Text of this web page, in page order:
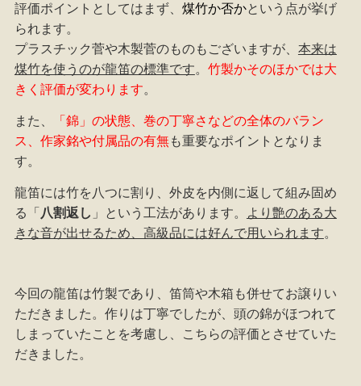
評価ポイントとしてはまず、 煤竹か否かという点が挙げ
られます。
プラスチック菅や木製菅のものもございますが、 本来は
煤竹を使うのが龍笛の標準です。 竹製かそのほかでは大
きく評価が変わります。
また、
「錦」の状態、巻の丁寧さなどの全体のバラン
ス、作家銘や付属品の有無も重要なポイントとなりま
す。
龍笛には竹を八つに割り、外皮を内側に返して組み固め
る「 八割返し 」という工法があります。
より艶のある大
きな音が出せるため、高級品には好んで用いられます。
今回の龍笛は竹製であり、笛筒や木箱も併せてお譲りい
ただきました。作りは丁寧でしたが、頭の錦がほつれて
しまっていたことを考慮し、こちらの評価とさせていた
だきました。